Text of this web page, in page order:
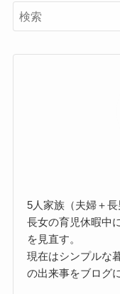
5人家族（夫婦＋長
長女の育児休暇中
を見直す。
現在はシンプルな
の出来事をブログ